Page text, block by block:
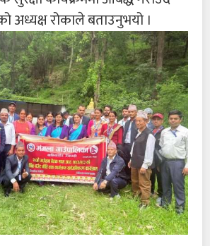
अध्यक्ष रोकाले बताउनुभयो ।